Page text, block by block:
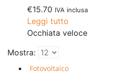
€15.70 IVA inclusa
Leggi tutto
Occhiata veloce
Mostra:
Fotovoltaico